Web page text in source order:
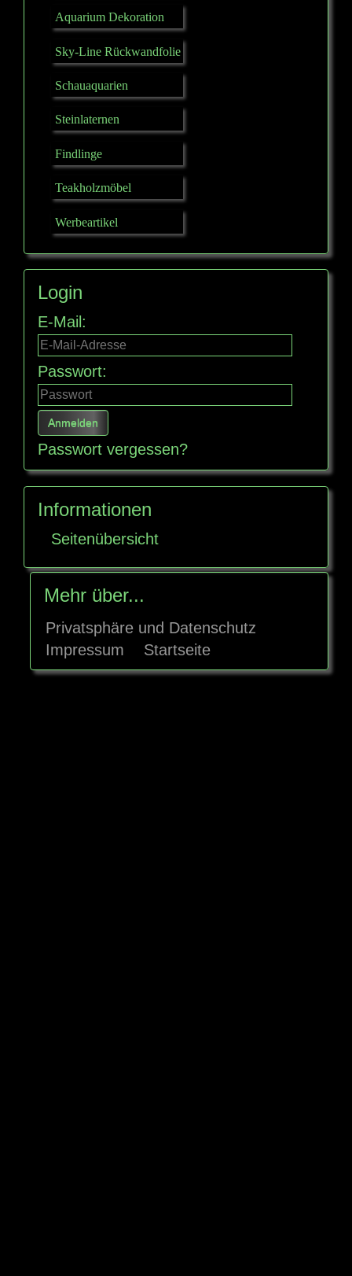
Aquarium Dekoration
Sky-Line Rückwandfolie
Schauaquarien
Steinlaternen
Findlinge
Teakholzmöbel
Werbeartikel
Login
E-Mail:
Passwort:
Passwort vergessen?
Informationen
Seitenübersicht
Mehr über...
Privatsphäre und Datenschutz
Impressum
Startseite